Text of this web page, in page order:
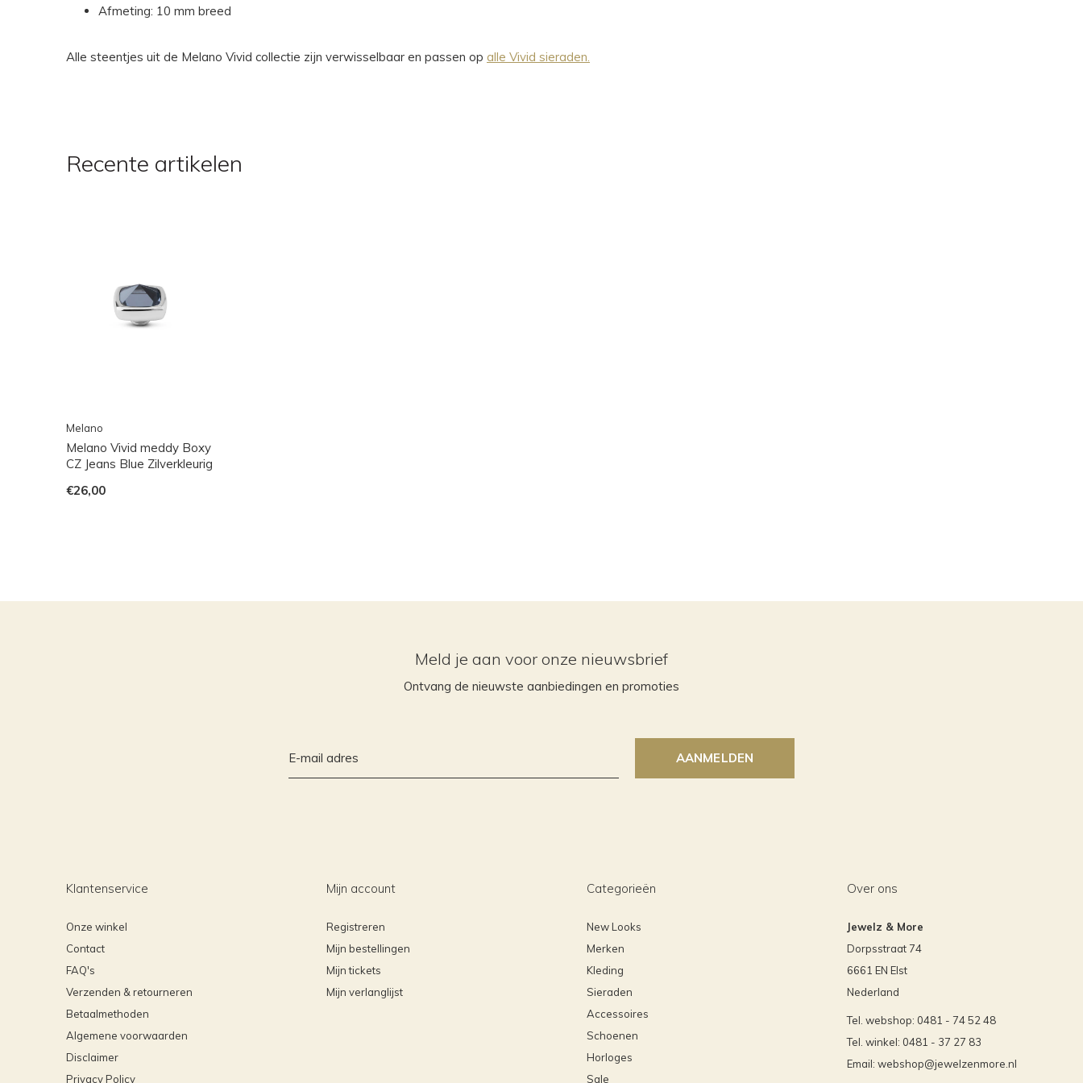
Afmeting: 10 mm breed
Alle steentjes uit de Melano Vivid collectie zijn verwisselbaar en passen op alle Vivid sieraden.
Recente artikelen
Melano
Melano Vivid meddy Boxy
CZ Jeans Blue Zilverkleurig
€26,00
Meld je aan voor onze nieuwsbrief
Ontvang de nieuwste aanbiedingen en promoties
AANMELDEN
Klantenservice
Onze winkel
Contact
FAQ's
Verzenden & retourneren
Betaalmethoden
Algemene voorwaarden
Disclaimer
Privacy Policy
Mijn account
Registreren
Mijn bestellingen
Mijn tickets
Mijn verlanglijst
Categorieën
New Looks
Merken
Kleding
Sieraden
Accessoires
Schoenen
Horloges
Sale
Over ons
Jewelz & More
Dorpsstraat 74
6661 EN Elst
Nederland
Tel. webshop: 0481 - 74 52 48
Tel. winkel: 0481 - 37 27 83
Email: webshop@jewelzenmore.nl